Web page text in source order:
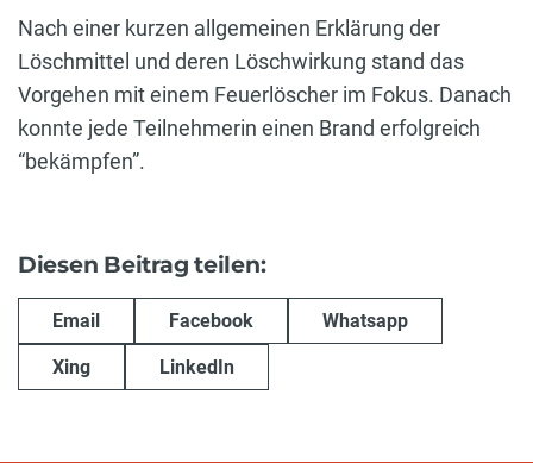
Nach einer kurzen allgemeinen Erklärung der
Löschmittel und deren Löschwirkung stand das
Vorgehen mit einem Feuerlöscher im Fokus. Danach
konnte jede Teilnehmerin einen Brand erfolgreich
“bekämpfen”.
Diesen Beitrag teilen:
Email Facebook Whatsapp
Xing LinkedIn